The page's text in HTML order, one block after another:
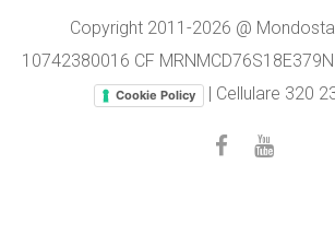
Copyright 2011-2026 @
10742380016 CF MRNMCD76S18E379N |
Cookie Policy | Cellulare 320